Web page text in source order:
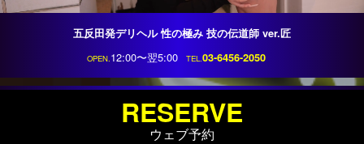
在籍 ランキング 口コミ 体験動画
五反田発デリヘル 性の極み 技の伝道師 ver.匠
OPEN.12:00〜翌5:00 TEL.03-6456-2050
RESERVE
ウェブ予約